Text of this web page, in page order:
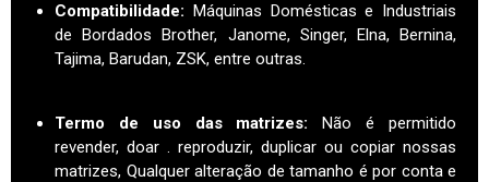
Compatibilidade:
Máquinas Domésticas e Industriais
de Bordados Brother, Janome, Singer, Elna, Bernina,
Tajima, Barudan, ZSK, entre outras.
Termo de uso das matrizes:
Não é permitido
revender, doar . reproduzir, duplicar ou copiar nossas
matrizes, Qualquer alteração de tamanho é por conta e